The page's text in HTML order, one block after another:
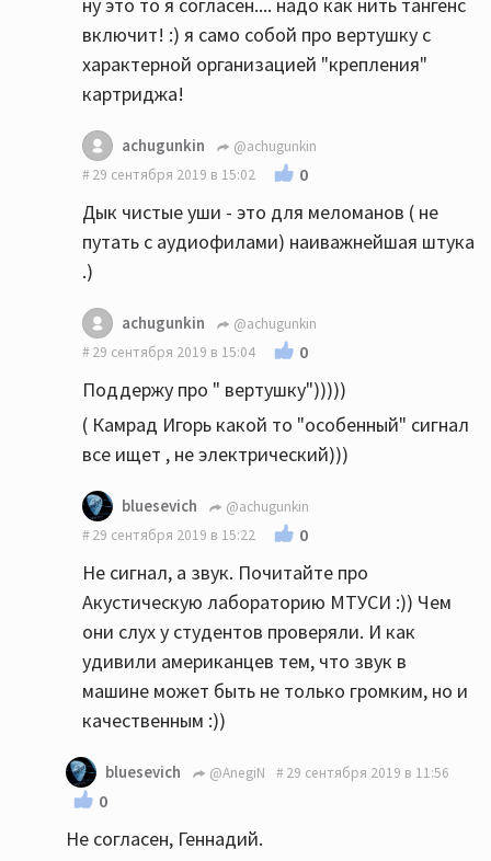
ну это то я согласен.... надо как нить тангенс
включит! :) я само собой про вертушку с
характерной организацией "крепления"
картриджа!
achugunkin
@achugunkin
29 сентября 2019 в 15:02
0
Дык чистые уши - это для меломанов ( не
путать с аудиофилами) наиважнейшая штука
.)
achugunkin
@achugunkin
29 сентября 2019 в 15:04
0
Поддержу про " вертушку")))))
( Камрад Игорь какой то "особенный" сигнал
все ищет , не электрический)))
bluesevich
@achugunkin
29 сентября 2019 в 15:22
0
Не сигнал, а звук. Почитайте про
Акустическую лабораторию МТУСИ :)) Чем
они слух у студентов проверяли. И как
удивили американцев тем, что звук в
машине может быть не только громким, но и
качественным :))
bluesevich @AnegiN 29 сентября 2019 в 11:56
0
Не согласен, Геннадий.